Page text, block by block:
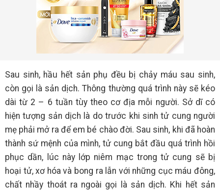
Sau sinh, hầu hết sản phụ đều bị chảy máu sau sinh,
còn gọi là sản dịch. Thông thường quá trình này sẽ kéo
dài từ 2 – 6 tuần tùy theo cơ địa mỗi người. Sở dĩ có
hiện tượng sản dịch là do trước khi sinh tử cung người
mẹ phải mở ra để em bé chào đời. Sau sinh, khi đã hoàn
thành sứ mệnh của mình, tử cung bắt đầu quá trình hồi
phục dần, lúc này lớp niêm mạc trong tử cung sẽ bị
hoại tử, xơ hóa và bong ra lẫn với những cục máu đông,
chất nhầy thoát ra ngoài gọi là sản dịch. Khi hết sản